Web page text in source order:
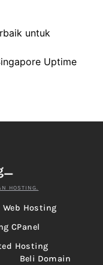
untuk
Uptime
HOSTING.
Web Hosting
CPanel
Hosting
Beli Domain